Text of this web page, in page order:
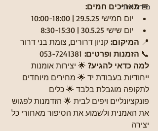
מידע חיוני
📅 תאריכים חמים:
יום חמישי 29.5.25 | 10:00-18:00
יום שישי 30.5.25 | 8:30-15:30
📍 המיקום: קניון דרורים, צומת בני דרור
📞 הזמנות ופרטים:
למה כדאי להגיע? 🌟 יצירות אומנות
ייחודיות בעבודת יד 🌟 מחירים מיוחדים
לתקופה מוגבלת בלבד 🌟 כלים
פונקציונליים ויפים לבית 🌟 הזדמנות לפגוש
את האמנית ולשמוע את הסיפור מאחורי כל
יצירה